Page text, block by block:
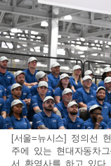
[서울=뉴시스] 정의선
주에 있는 현대자동차
서 환영사를 하고 있다.